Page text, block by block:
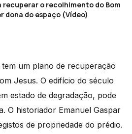
recuperar o recolhimento do Bom
dona do espaço (Vídeo)
um plano de recuperação
Jesus. O edifício do século
estado de degradação, pode
O historiador Emanuel Gaspar
de propriedade do prédio.